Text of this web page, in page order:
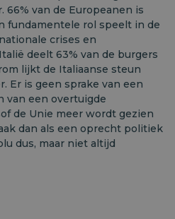
66% van de Europeanen is
fundamentele rol speelt in de
crises en
deelt 63% van de burgers
lijkt de Italiaanse steun
Er is geen sprake van een
van een overtuigde
de Unie meer wordt gezien
dan als een oprecht politiek
dus, maar niet altijd